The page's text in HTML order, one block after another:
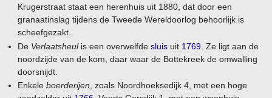
Krugerstraat staat een herenhuis uit 1880, dat door een
granaatinslag tijdens de Tweede Wereldoorlog behoorlijk is
scheefgezakt.
De Verlaatsheulis een overwelfdesluis uit 1769 . Ze ligt aan de
noordzijde van de kom, daar waar de Bottekreek de omwalling
doorsnijdt.
Enkeleboerderijen , zoals Noordhoeksedijk 4, met een hoge